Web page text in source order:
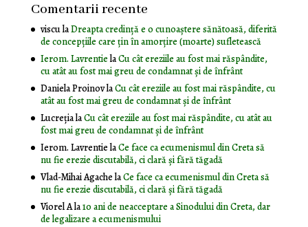
Comentarii recente
visculaDreapta credință e o cunoaștere sănătoasă, diferită
de concepțiile care țin în amorțire (moarte) sufletească
Ierom. LavrentielaCu cât ereziile au fost mai răspândite,
cu atât au fost mai greu de condamnat și de înfrânt
Daniela ProinovlaCu cât ereziile au fost mai răspândite, cu
atât au fost mai greu de condamnat și de înfrânt
LucrețialaCu cât ereziile au fost mai răspândite, cu atât au
fost mai greu de condamnat și de înfrânt
Ierom. LavrentielaCe face ca ecumenismul din Creta să
nu fie erezie discutabilă, ci clară și fără tăgadă
Vlad-Mihai AgachelaCe face ca ecumenismul din Creta să
nu fie erezie discutabilă, ci clară și fără tăgadă
Viorel Ala10 ani de neacceptare a Sinodului din Creta, dar
de legalizare a ecumenismului